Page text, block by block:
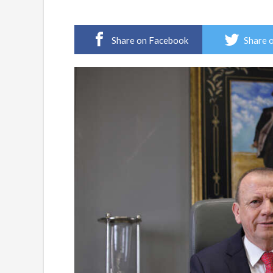
Share on Facebook Share